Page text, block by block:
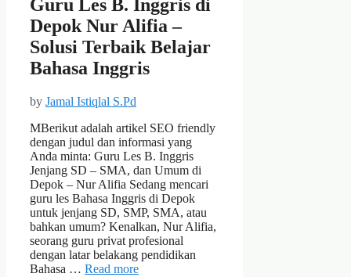
Guru Les B. Inggris di
Depok Nur Alifia –
Solusi Terbaik Belajar
Bahasa Inggris
by Jamal Istiqlal S.Pd
MBerikut adalah artikel SEO friendly
dengan judul dan informasi yang
Anda minta: Guru Les B. Inggris
Jenjang SD – SMA, dan Umum di
Depok – Nur Alifia Sedang mencari
guru les Bahasa Inggris di Depok
untuk jenjang SD, SMP, SMA, atau
bahkan umum? Kenalkan, Nur Alifia,
seorang guru privat profesional
dengan latar belakang pendidikan
Bahasa … Read more